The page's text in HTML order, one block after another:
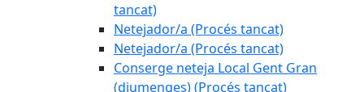
tancat)
Netejador/a (Procés tancat)
Netejador/a (Procés tancat)
Conserge neteja Local Gent Gran
(diumenges) (Procés tancat)